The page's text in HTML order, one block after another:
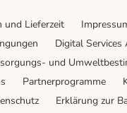
und Lieferzeit
Digital Services
und
Partnerprogramme
Erklärung zur